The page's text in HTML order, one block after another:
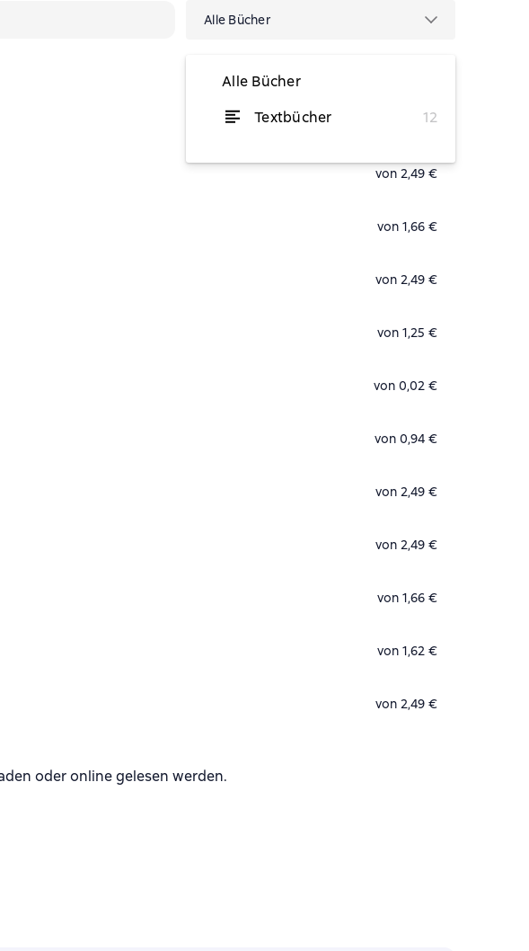
Alle Bücher
Alle Bücher
Textbücher
12
von 1,25 €
von 2,49 €
von 1,66 €
von 2,49 €
von 1,25 €
von 0,02 €
von 0,94 €
von 2,49 €
von 2,49 €
von 1,66 €
von 1,62 €
von 2,49 €
oder online gelesen werden.